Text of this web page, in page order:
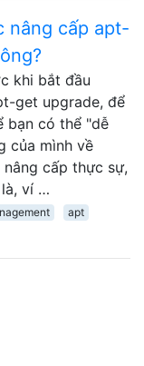
nâng cấp apt-
khi bắt đầu
get upgrade, để
bạn có thể "dễ
của mình về
cấp thực sự,
ví …
apt